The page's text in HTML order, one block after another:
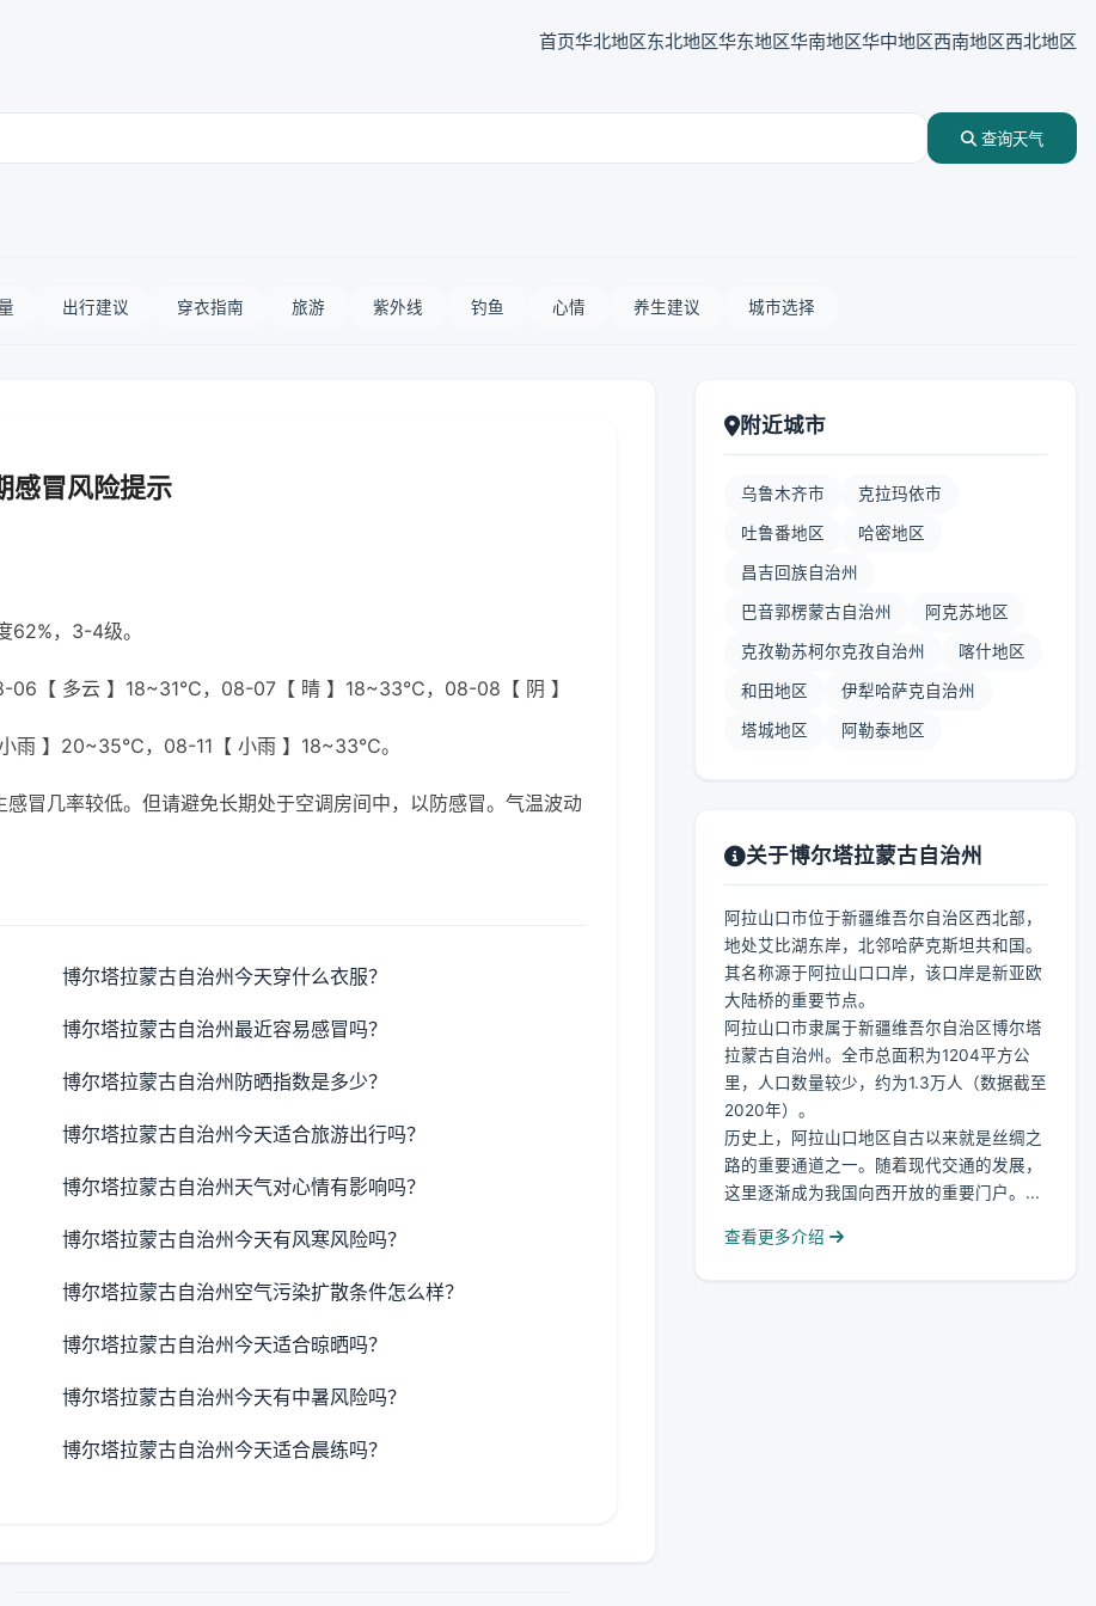
首页华北地区东北地区华东地区华南地区华中地区西南地区西北地区
查询天气
出行建议 穿衣指南 旅游 紫外线 钓鱼 心情 养生建议 城市选择
感冒风险提示
，3-4级。
【 多云 】18~31℃，08-07【 晴 】18~33℃，08-08【 阴 】
】20~35℃，08-11【 小雨 】18~33℃。
冒几率较低。但请避免长期处于空调房间中，以防感冒。气温波动
博尔塔拉蒙古自治州今天穿什么衣服？
博尔塔拉蒙古自治州最近容易感冒吗？
博尔塔拉蒙古自治州防晒指数是多少？
博尔塔拉蒙古自治州今天适合旅游出行吗？
博尔塔拉蒙古自治州天气对心情有影响吗？
博尔塔拉蒙古自治州今天有风寒风险吗？
博尔塔拉蒙古自治州空气污染扩散条件怎么样？
博尔塔拉蒙古自治州今天适合晾晒吗？
博尔塔拉蒙古自治州今天有中暑风险吗？
博尔塔拉蒙古自治州今天适合晨练吗？
附近城市
乌鲁木齐市 克拉玛依市
吐鲁番地区 哈密地区
昌吉回族自治州
巴音郭楞蒙古自治州 阿克苏地区
克孜勒苏柯尔克孜自治州 喀什地区
和田地区 伊犁哈萨克自治州
塔城地区 阿勒泰地区
关于博尔塔拉蒙古自治州
阿拉山口市位于新疆维吾尔自治区西北部，
地处艾比湖东岸，北邻哈萨克斯坦共和国。
其名称源于阿拉山口口岸，该口岸是新亚欧
大陆桥的重要节点。
阿拉山口市隶属于新疆维吾尔自治区博尔塔
拉蒙古自治州。全市总面积为1204平方公
里，人口数量较少，约为1.3万人（数据截至
2020年）。
历史上，阿拉山口地区自古以来就是丝绸之
路的重要通道之一。随着现代交通的发展，
这里逐渐成为我国向西开放的重要门户。...
查看更多介绍